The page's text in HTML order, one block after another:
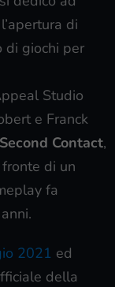
di
di giochi per
Studio
e Franck
Contact,
di un
fa
2021 ed
della